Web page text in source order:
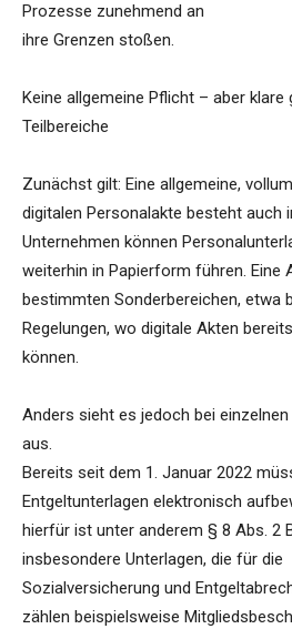
Prozesse zunehmend an
ihre Grenzen stoßen.
Keine allgemeine Pflicht – aber
Teilbereiche
Zunächst gilt: Eine allgemeine,
digitalen Personalakte besteht auch
Unternehmen können
weiterhin in Papierform führen. Eine
bestimmten Sonderbereichen, etwa
Regelungen, wo digitale Akten
können.
Anders sieht es jedoch bei
aus.
Bereits seit dem 1. Januar 2022
Entgeltunterlagen elektronisch
hierfür ist unter anderem § 8 Abs. 2
insbesondere Unterlagen, die für die
Sozialversicherung und
zählen beispielsweise